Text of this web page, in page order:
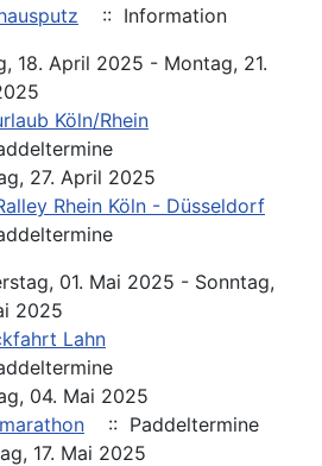
:: Information
18. April 2025 - Montag, 21.
Köln/Rhein
27. April 2025
Rhein Köln - Düsseldorf
01. Mai 2025 - Sonntag,
2025
Lahn
04. Mai 2025
:: Paddeltermine
17. Mai 2025